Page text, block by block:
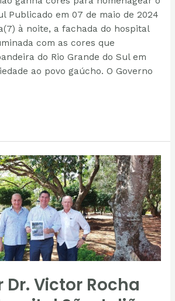
Publicado em 07 de maio de 2024
à noite, a fachada do hospital
com as cores que
do Rio Grande do Sul em
ao povo gaúcho. O Governo
Dr. Victor Rocha